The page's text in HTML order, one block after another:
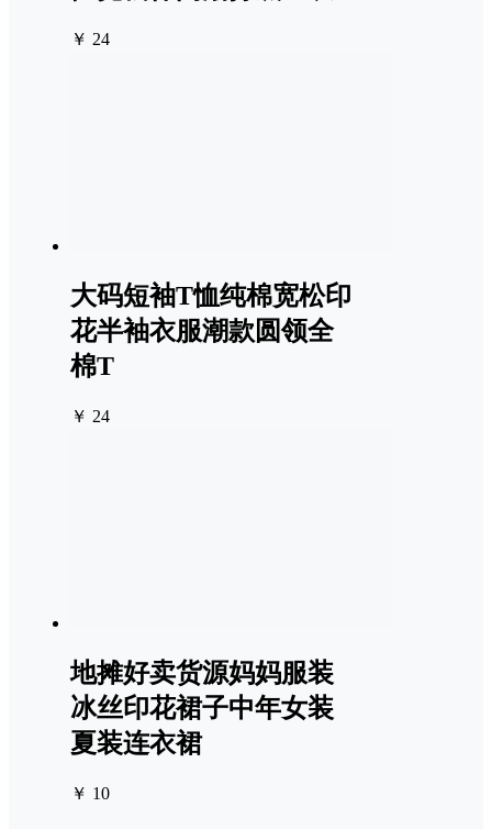
￥ 24
大码短袖T恤纯棉宽松印
花半袖衣服潮款圆领全
棉T
￥ 24
地摊好卖货源妈妈服装
冰丝印花裙子中年女装
夏装连衣裙
￥ 10